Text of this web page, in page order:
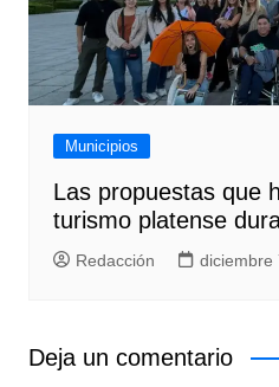
Municipios
Las propuestas que
turismo platense
Redacción diciembre
Deja un comentario